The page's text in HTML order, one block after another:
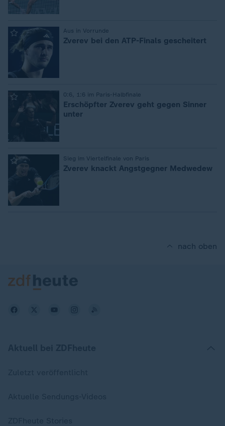
Aus in Vorrunde
Zverev bei den ATP-Finals gescheitert
0:6, 1:6 im Paris-Halbfinale
Erschöpfter Zverev geht gegen Sinner
unter
Sieg im Viertelfinale von Paris
Zverev knackt Angstgegner Medwedew
nach oben